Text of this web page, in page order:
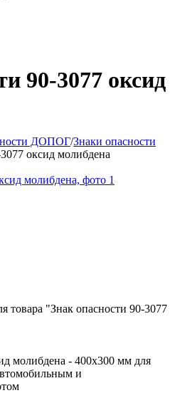
90-3077 оксид
ДОПОГ/Знаки опасности
оксид молибдена
товара "Знак опасности 90-3077
молибдена - 400х300 мм для
и